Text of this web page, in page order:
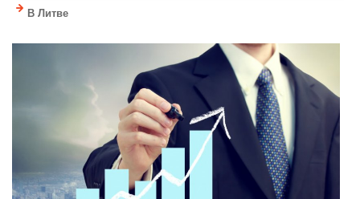
В Литве